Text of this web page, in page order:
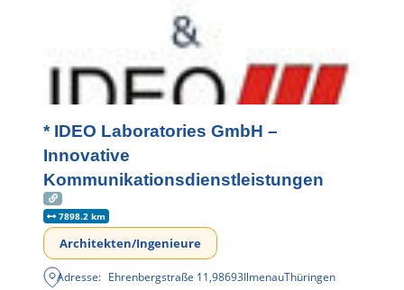
* IDEO Laboratories GmbH –
Innovative
Kommunikationsdienstleistungen
7898.2 km
Architekten/Ingenieure
Adresse: Ehrenbergstraße 11,98693IlmenauThüringen